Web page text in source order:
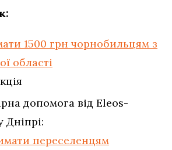
1500 грн чорнобильцям з
області
допомога від Eleos-
Дніпрі:
переселенцям